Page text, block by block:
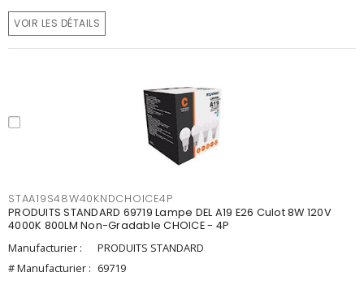
VOIR LES DÉTAILS
STAA19S48W40KNDCHOICE4P
PRODUITS STANDARD 69719 Lampe DEL A19 E26 Culot 8W 120V
4000K 800LM Non-Gradable CHOICE - 4P
Manufacturier :
PRODUITS STANDARD
# Manufacturier : 69719